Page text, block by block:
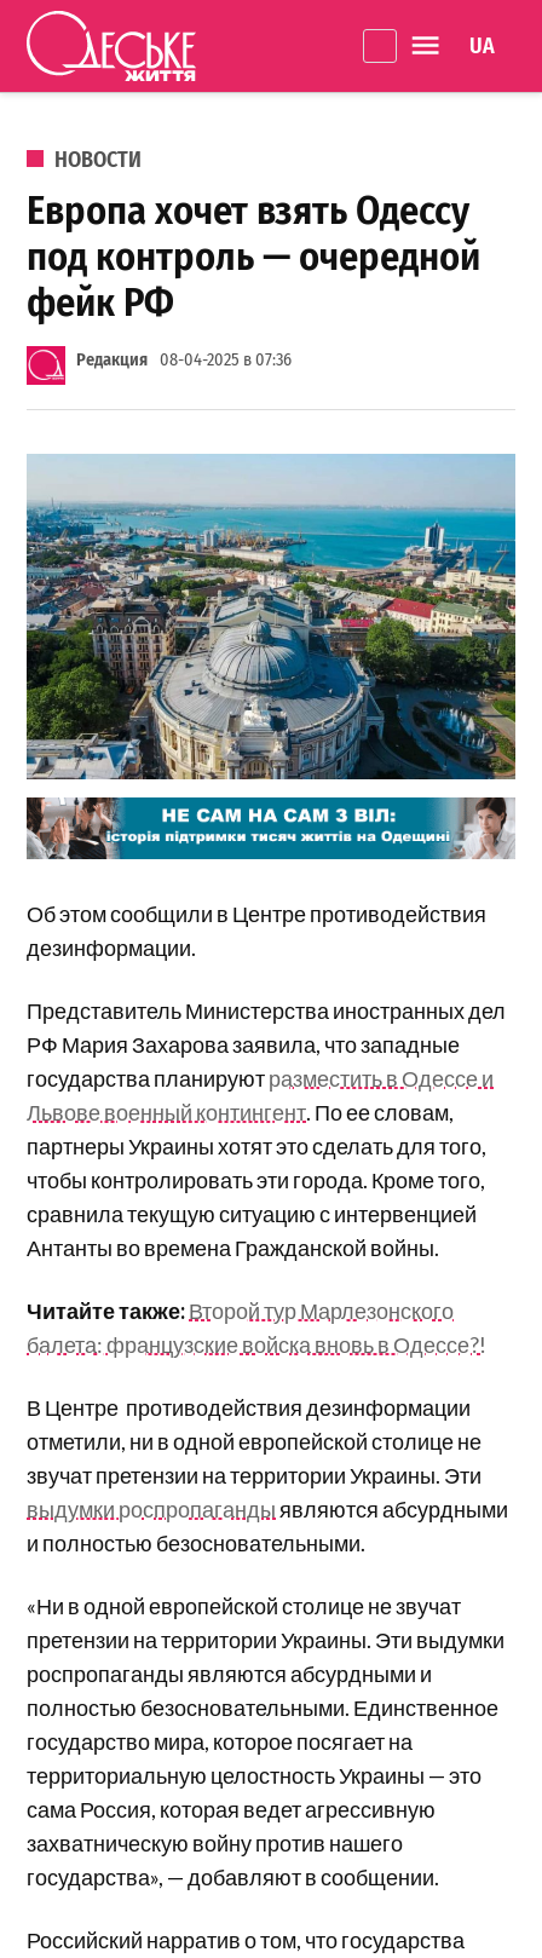
Перейти к содержанию
життя
ОПУБЛИКОВАНО В
НОВОСТИ
Европа хочет взять Одессу
под контроль — очередной
фейк РФ
Редакция 08-04-2025 в 07:36
Об этом сообщили в Центре противодействия
дезинформации.
Представитель Министерства иностранных дел
РФ Мария Захарова заявила, что западные
государства планируютразместить в Одессе и
Львове военный контингент. По ее словам,
партнеры Украины хотят это сделать для того,
чтобы контролировать эти города. Кроме того,
сравнила текущую ситуацию с интервенцией
Антанты во времена Гражданской войны.
Читайте также:Второй тур Марлезонского
балета: французские войска вновь в Одессе?!
В Центре противодействия дезинформации
отметили, ни в одной европейской столице не
звучат претензии на территории Украины. Эти
выдумки роспропаганды являются абсурдными
и полностью безосновательными.
«Ни в одной европейской столице не звучат
претензии на территории Украины. Эти выдумки
роспропаганды являются абсурдными и
полностью безосновательными. Единственное
государство мира, которое посягает на
территориальную целостность Украины — это
сама Россия, которая ведет агрессивную
захватническую войну против нашего
государства», — добавляют в сообщении.
Российский нарратив о том, что государства